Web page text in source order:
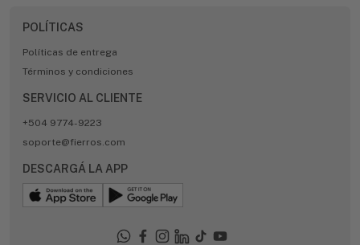
POLÍTICAS
Políticas de entrega
Términos y condiciones
SERVICIO AL CLIENTE
+504 9774-9223
soporte@fierros.com
DESCARGÁ LA APP